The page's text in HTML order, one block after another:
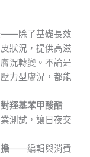
——除了基礎長效
狀況，提供高滋
況轉變。不論是
力型膚況，都能
羥基苯甲酸酯
測試，讓日夜交
——編輯與消費